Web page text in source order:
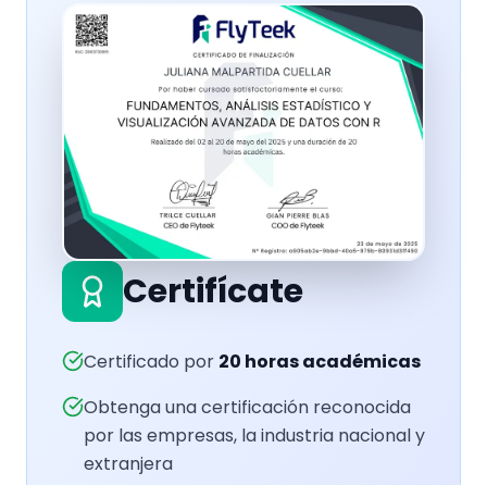
Certifícate
Certificado por 20 horas académicas
Obtenga una certificación reconocida
por las empresas, la industria nacional y
extranjera